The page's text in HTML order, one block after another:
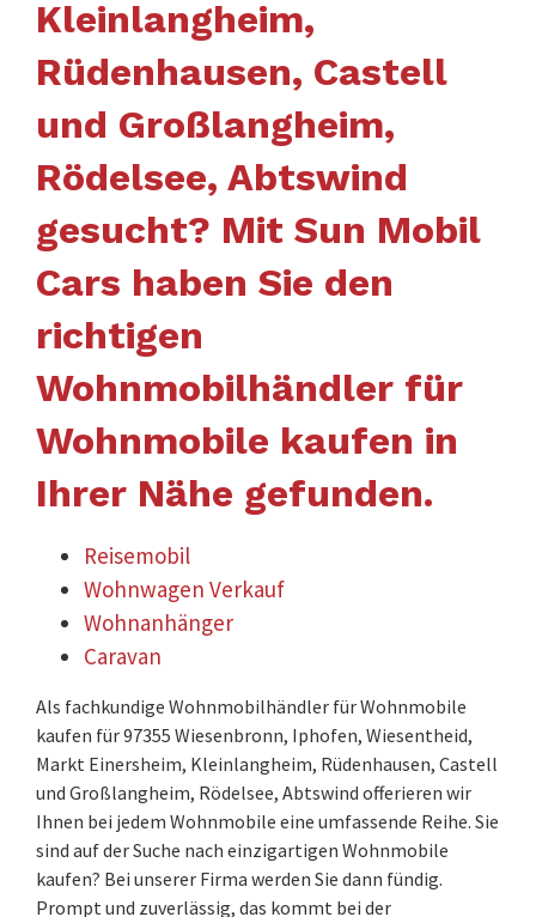
Kleinlangheim,
Rüdenhausen, Castell
und Großlangheim,
Rödelsee, Abtswind
gesucht? Mit Sun Mobil
Cars haben Sie den
richtigen
Wohnmobilhändler für
Wohnmobile kaufen in
Ihrer Nähe gefunden.
Reisemobil
Wohnwagen Verkauf
Wohnanhänger
Caravan
Als fachkundige Wohnmobilhändler für Wohnmobile
kaufen für 97355 Wiesenbronn, Iphofen, Wiesentheid,
Markt Einersheim, Kleinlangheim, Rüdenhausen, Castell
und Großlangheim, Rödelsee, Abtswind offerieren wir
Ihnen bei jedem Wohnmobile eine umfassende Reihe. Sie
sind auf der Suche nach einzigartigen Wohnmobile
kaufen? Bei unserer Firma werden Sie dann fündig.
Prompt und zuverlässig, das kommt bei der